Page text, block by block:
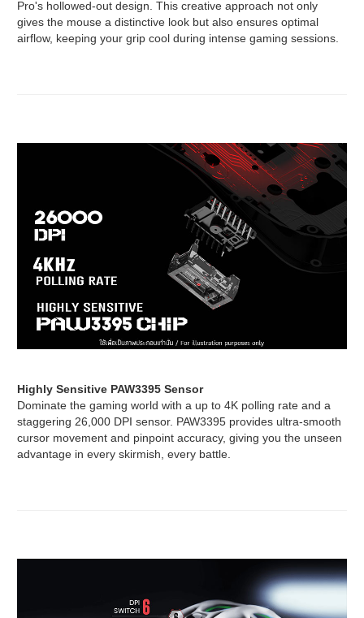
Pro's hollowed-out design. This creative approach not only
gives the mouse a distinctive look but also ensures optimal
airflow, keeping your grip cool during intense gaming sessions.
Highly Sensitive PAW3395 Sensor
Dominate the gaming world with a up to 4K polling rate and a
staggering 26,000 DPI sensor. PAW3395 provides ultra-smooth
cursor movement and pinpoint accuracy, giving you the unseen
advantage in every skirmish, every battle.